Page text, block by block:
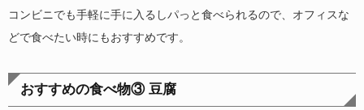
コンビニでも手軽に手に入るしパっと食べられるので、オフィスな
どで食べたい時にもおすすめです。
おすすめの食べ物③ 豆腐